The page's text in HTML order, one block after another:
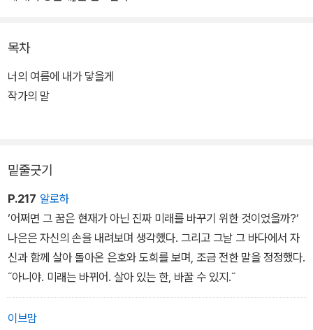
게와 가치에 대한 탐색과 ‘이 순간을 의미 있게 여기며 오늘에 충실하
자.’라는 메시지가 녹아 있어 성장소설로서의 덕목까지 두루 갖추었
다. 청소년기를 그저 어른이 되기 위해 지나쳐야 하는 터널 정도로 여
목차
너의 여름에 내가 닿을게
작가의 말
밑줄긋기
P.217 알로하
‘어쩌면 그 꿈은 현재가 아닌 진짜 미래를 바꾸기 위한 것이었을까?‘
나은은 자신의 손을 내려보며 생각했다. 그리고 그날 그 바다에서 자
신과 함께 살아 돌아온 은호와 도희를 보며, 조금 전한 말을 정정했다.
˝아니야. 미래는 바뀌어. 살아 있는 한, 바꿀 수 있지.˝
이브맘